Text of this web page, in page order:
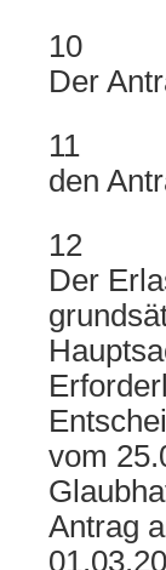
10
Der
11
den
12
Der
vom
Antrag